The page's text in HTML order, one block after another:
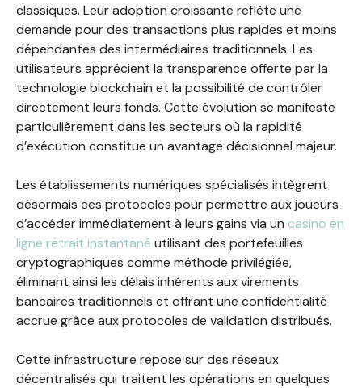
classiques. Leur adoption croissante reflète une
demande pour des transactions plus rapides et moins
dépendantes des intermédiaires traditionnels. Les
utilisateurs apprécient la transparence offerte par la
technologie blockchain et la possibilité de contrôler
directement leurs fonds. Cette évolution se manifeste
particulièrement dans les secteurs où la rapidité
d’exécution constitue un avantage décisionnel majeur.
Les établissements numériques spécialisés intègrent
désormais ces protocoles pour permettre aux joueurs
d’accéder immédiatement à leurs gains via un casino en
ligne retrait instantané utilisant des portefeuilles
cryptographiques comme méthode privilégiée,
éliminant ainsi les délais inhérents aux virements
bancaires traditionnels et offrant une confidentialité
accrue grâce aux protocoles de validation distribués.
Cette infrastructure repose sur des réseaux
décentralisés qui traitent les opérations en quelques